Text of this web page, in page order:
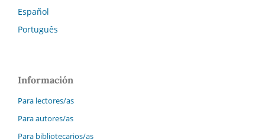
Español
Português
Información
Para lectores/as
Para autores/as
Para bibliotecarios/as